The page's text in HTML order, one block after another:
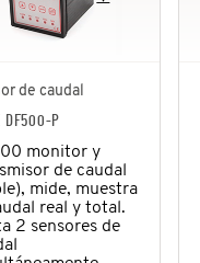
de caudal
DF500-P
monitor y
de caudal
mide, muestra
real y total.
2 sensores de